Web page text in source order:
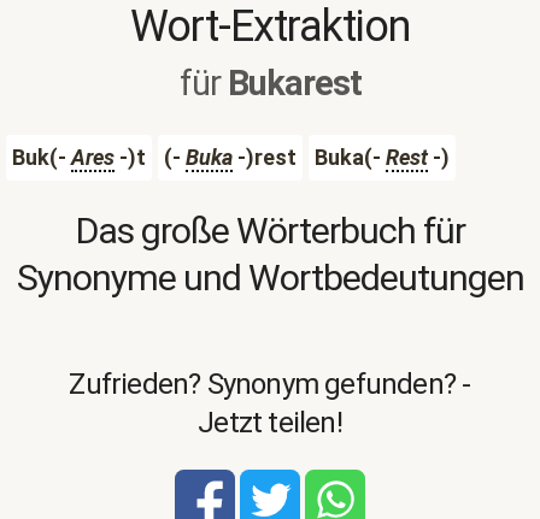
Wort-Extraktion
für Bukarest
Buk(-Ares -)t (- Buka -)rest Buka(- Rest-)
Das große Wörterbuch für
Synonyme und Wortbedeutungen
Zufrieden? Synonym gefunden? -
Jetzt teilen!